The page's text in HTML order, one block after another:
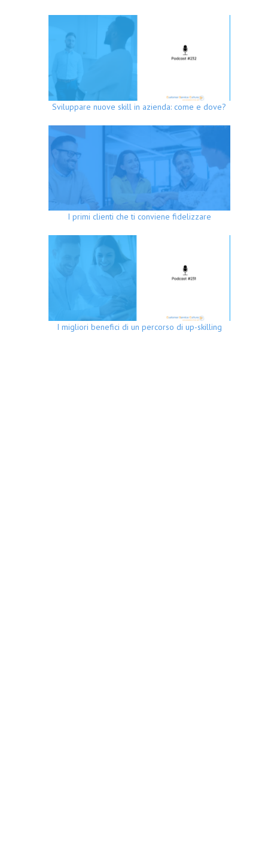
Sviluppare nuove skill in azienda: come e dove?
I primi clienti che ti conviene fidelizzare
I migliori benefici di un percorso di up-skilling